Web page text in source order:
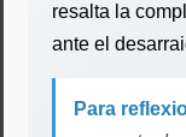
resalta la
ante el
Para